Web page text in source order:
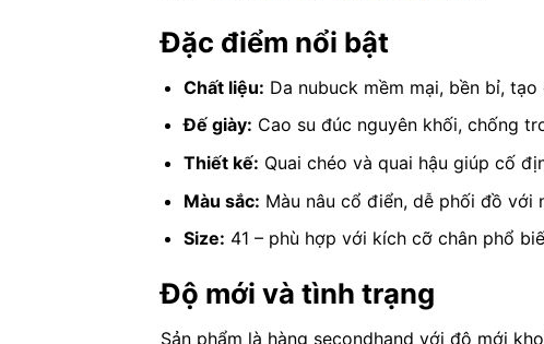
Đặc điểm nổi bật
Chất liệu: Da nubuck mềm mại, bền bỉ,
Đế giày: Cao su đúc nguyên khối, chống
Thiết kế: Quai chéo và quai hậu giúp cố
Màu sắc: Màu nâu cổ điển, dễ phối đồ với
Size: 41 – phù hợp với kích cỡ chân phổ
Độ mới và tình trạng
Sản phẩm là hàng secondhand với độ mới